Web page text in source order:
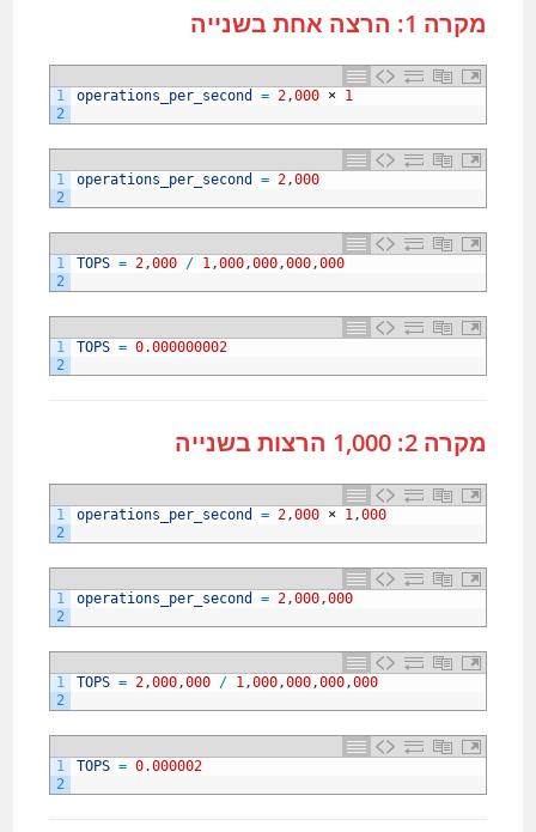
מקרה 1: הרצה אחת בשנייה
1
2
operations_per_second = 2,000 × 1
1
2
operations_per_second = 2,000
1
2
TOPS = 2,000 / 1,000,000,000,000
1
2
TOPS = 0.000000002
מקרה 2: 1,000 הרצות בשנייה
1
2
operations_per_second = 2,000 × 1,000
1
2
operations_per_second = 2,000,000
1
2
TOPS = 2,000,000 / 1,000,000,000,000
1
2
TOPS = 0.000002